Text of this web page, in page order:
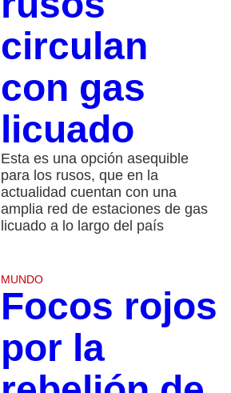
circulan
con gas
licuado
Esta es una opción asequible
para los rusos, que en la
actualidad cuentan con una
amplia red de estaciones de gas
licuado a lo largo del país
MUNDO
Focos rojos
por la